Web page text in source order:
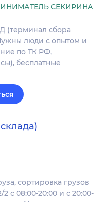
СЕКИРИНА
(терминал сбора
люди с опытом и
по ТК РФ,
бесплатные
сортировка грузов
с 08:00-20:00 и с 20:00-